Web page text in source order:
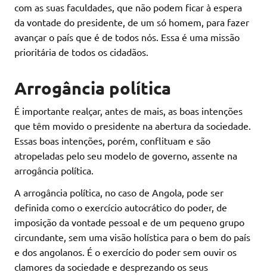
com as suas faculdades, que não podem ficar à espera
da vontade do presidente, de um só homem, para fazer
avançar o país que é de todos nós. Essa é uma missão
prioritária de todos os cidadãos.
Arrogância política
É importante realçar, antes de mais, as boas intenções
que têm movido o presidente na abertura da sociedade.
Essas boas intenções, porém, conflituam e são
atropeladas pelo seu modelo de governo, assente na
arrogância política.
A arrogância política, no caso de Angola, pode ser
definida como o exercício autocrático do poder, de
imposição da vontade pessoal e de um pequeno grupo
circundante, sem uma visão holística para o bem do país
e dos angolanos. É o exercício do poder sem ouvir os
clamores da sociedade e desprezando os seus